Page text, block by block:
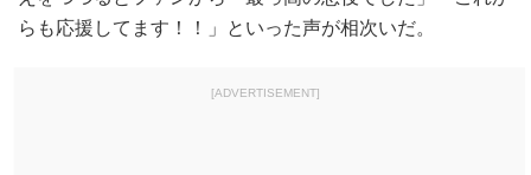
らも応援してます！！」といった声が相次いだ。
[ADVERTISEMENT]